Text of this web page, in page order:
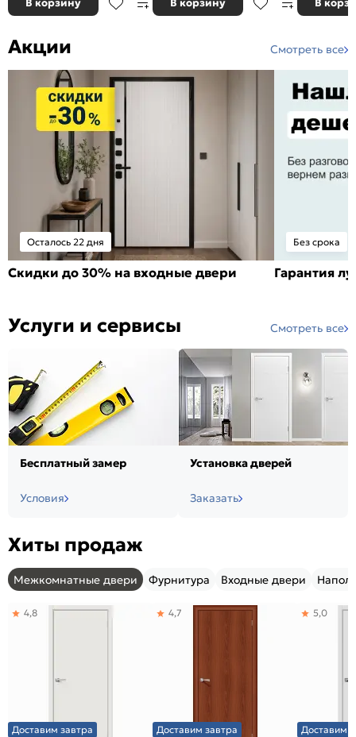
В корзину В корзину В
Акции Смотреть все
Осталось 22 дня
Скидки до 30% на входные двери
Без срока
Гарантия
Услуги и сервисы Смотреть все
Бесплатный замер
Условия
Установка дверей
Заказать
Хиты продаж
Межкомнатные двери Фурнитура Входные двери
Доставим завтра
4,8
Доставим завтра
4,7
Доставим
5,0